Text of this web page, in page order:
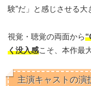
験”だ」と感じさせる大
視覚・聴覚の両面から
く没入感こそ、本作最
主演キャストの演